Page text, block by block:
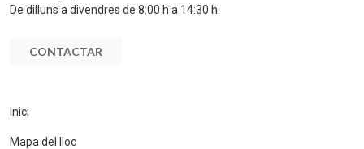
De dilluns a divendres de 8:00 h a 14:30 h.
CONTACTAR
Inici
Mapa del lloc